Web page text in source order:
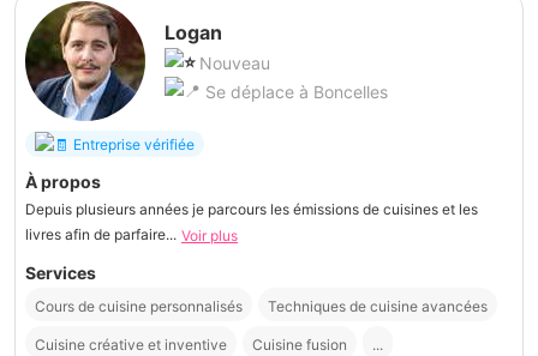
Logan
Nouveau
Se déplace à Boncelles
Entreprise vérifiée
À propos
Depuis plusieurs années je parcours les émissions de cuisines et les
livres afin de parfaire... Voir plus
Services
Cours de cuisine personnalisés Techniques de cuisine avancées
Cuisine créative et inventive Cuisine fusion ...